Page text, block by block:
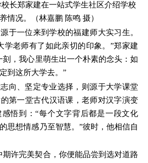
长郑家建在一站式学生社区介绍学校
情况。（林嘉鹏 陈鸣 摄）
于一位来到学校的福建师大实习生。
学老师有了如此亲切的印象。”郑家建
刻，我心里萌生出一个朴素的念头：如
到这所大学去。”
向、坚定专业选择，则源于大学课堂
第一堂古代汉语课，老师对汉字演变
悟到：“每个文字背后都是一段文化
思想情感乃至智慧。”彼时，他相信自
期许完美契合，你便能品尝到选对道路